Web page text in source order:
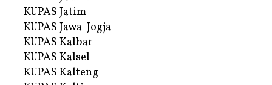
KUPAS Jatim
KUPAS Jawa-Jogja
KUPAS Kalbar
KUPAS Kalsel
KUPAS Kalteng